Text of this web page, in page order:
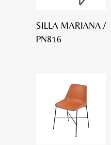
SILLA MARIANA /
PN816